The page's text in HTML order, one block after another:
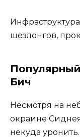
шезлонгов,
Бич
Несмотря на
окраине
некуда